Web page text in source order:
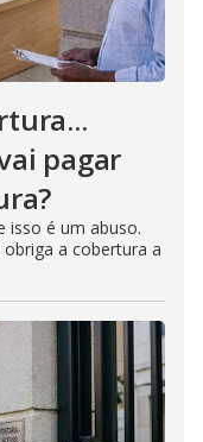
pagar
isso é um abuso.
a cobertura a